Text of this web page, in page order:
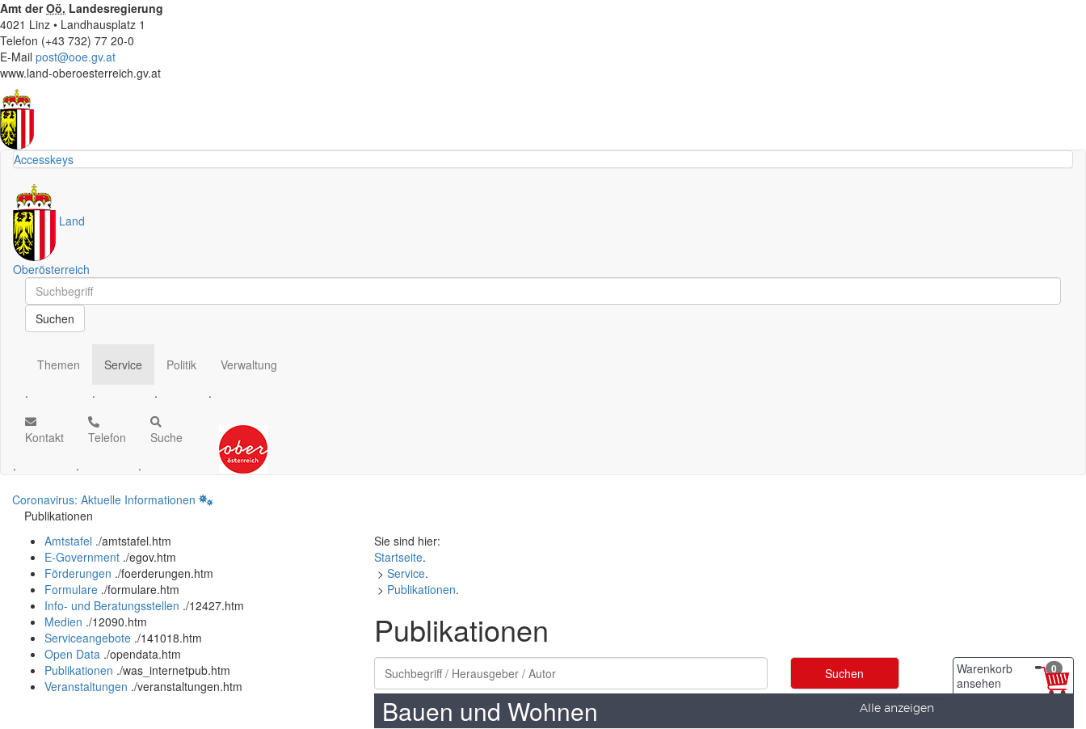
Amt derOö. Landesregierung
4021 Linz • Landhausplatz 1
Telefon (+43 732) 77 20-0
E-Mail post@ooe.gv.at
www.land-oberoesterreich.gv.at
Accesskeys
Land
Oberösterreich
Schnellsuche
Schnellsuche
Suchen
Themen
.
Service
.
Politik
.
Verwaltung
.
Kontakt
.
Telefon
.
Suche
.
Coronavirus: Aktuelle Informationen
Publikationen
Amtstafel ./amtstafel.htm
E-Government ./egov.htm
Förderungen ./foerderungen.htm
Formulare ./formulare.htm
Info- und Beratungsstellen ./12427.htm
Medien ./12090.htm
Serviceangebote ./141018.htm
Open Data ./opendata.htm
Publikationen ./was_internetpub.htm
Veranstaltungen ./veranstaltungen.htm
Sie sind hier:
Startseite.
> Service.
> Publikationen.
Publikationen
Warenkorb
ansehen
0
Bauen und Wohnen Alle anzeigen